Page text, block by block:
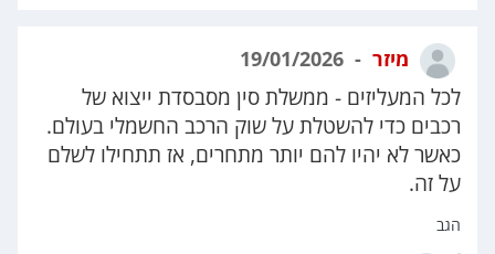
מיזר
לכל המעליזים - ממשלת סין מסבסדת ייצוא של
רכבים כדי להשטלת על שוק הרכב החשמלי בעולם.
כאשר לא יהיו להם יותר מתחרים, אז תתחילו לשלם
על זה.
הגב